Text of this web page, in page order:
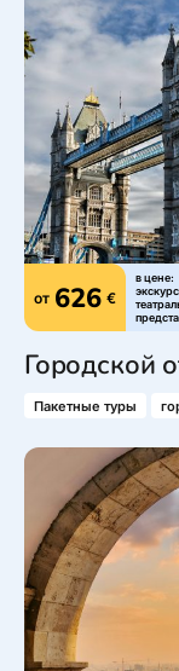
от 626 €
в цене:
Городской
Пакетные туры